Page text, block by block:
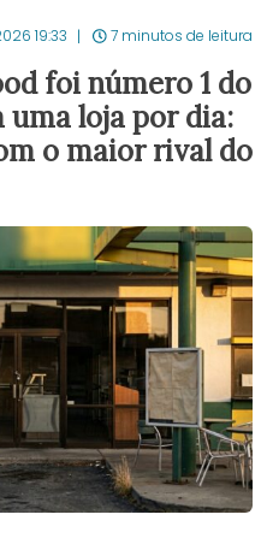
19:33 7 minutos de leitura
foi número 1 do
uma loja por dia:
o maior rival do